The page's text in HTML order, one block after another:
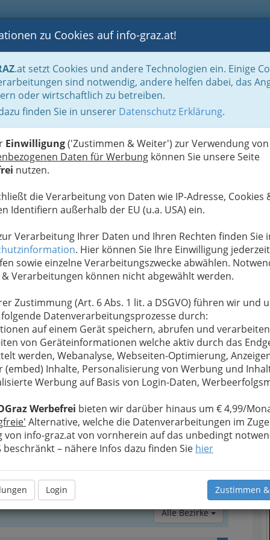
BLOGS FOTOS GASTRONOMIE BRANCHEN
zu Cookies auf info-graz.at!
.at setzt Cookies und andere Technologien ein. Einige
sind notwendig, andere helfen dabei, das
oder wirtschaftlich zu betreiben.
finden Sie in unserer Datenschutz Erklärung.
Einwilligung('Zustimmen & Weiter') zur Verwendung von
Daten für Werbung können Sie unsere Seite
nutzen.
die Verarbeitung von Daten wie IP-Adresse, Cookies
Identifiern außerhalb der EU (u.a. USA) ein.
Verarbeitung Ihrer Daten und Ihren Rechten finden Sie
. Hier können Sie Ihre Einwilligung jederzeit
sowie einzelne Verarbeitungszwecke abwählen.
& Verarbeitungen können nicht abgewählt werden.
Zustimmung (Art. 6 Abs. 1 lit. a DSGVO) führen wir und
Datenverarbeitungsprozesse durch:
auf einem Gerät speichern, abrufen und
von Geräteinformationen welche aktiv durch das
werden, Webanalyse, Webseiten-Optimierung,
(embed) Inhalte, Personalisierung von Werbung und
Werbung auf Basis von Login-Daten,
Werbefrei bieten wir darüber hinaus um € 4,99/
Alternative, welche die Datenverarbeitungen im
von info-graz.at von vornherein auf das unbedingt
beschränkt – nähere Infos dazu finden Sie hier
Login Zustimmen
Cafe, Kaffeehaus,
Cafés, Frühstücksbuffet |
ein schneller Kaffee am
und gemütlich im Kaffeehaus
Müesli eroberte sich zu Recht einen
Platz im Frühstücksbereich – in (fast)
jedem Kaffeehaus (Cafe) erhältlich.
Mahlzeit des
ist, gehen
schon
nehmen.
klicken)
der Top-
Alle Bezirke